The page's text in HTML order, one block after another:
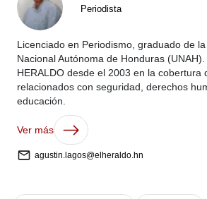
Periodista
Licenciado en Periodismo, graduado de
Nacional Autónoma de Honduras
HERALDO desde el 2003 en la cobertura
relacionados con seguridad, derechos
educación.
Ver más
agustin.lagos@elheraldo.hn